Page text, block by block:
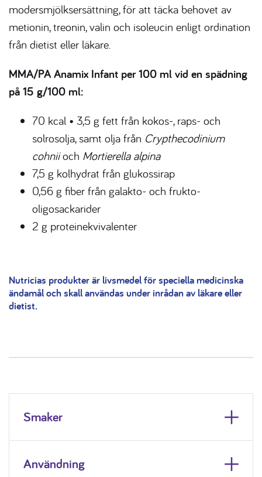
modersmjölksersättning, för att täcka behovet av
metionin, treonin, valin och isoleucin enligt ordination
från dietist eller läkare.
MMA/PA Anamix Infant per 100 ml vid en spädning
på 15 g/100 ml:
70 kcal • 3,5 g fett från kokos-, raps- och
solrosolja, samt olja från Crypthecodinium
cohniioch Mortierella alpina
7,5 g kolhydrat från glukossirap
0,56 g fiber från galakto- och frukto-
oligosackarider
2 g proteinekvivalenter
Nutricias produkter är livsmedel för speciella medicinska
ändamål och skall användas under inrådan av läkare eller
dietist.
Smaker
Användning